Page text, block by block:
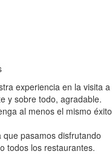
experiencia en la visita a
y sobre todo, agradable.
al menos el mismo éxito
pasamos disfrutando
todos los restaurantes.